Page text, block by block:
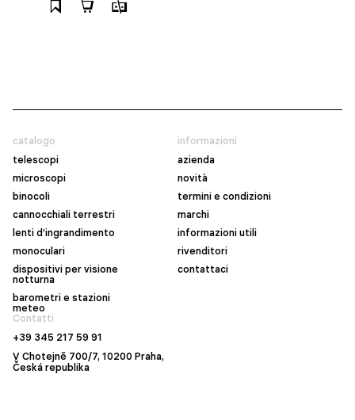
catalogo
telescopi
microscopi
binocoli
cannocchiali terrestri
lenti d’ingrandimento
monoculari
dispositivi per visione
notturna
barometri e stazioni
meteo
informazioni
azienda
novità
termini e condizioni
marchi
informazioni utili
rivenditori
contattaci
Contatti
+39 345 217 59 91
V Chotejně 700/7, 10200 Praha,
Česká republika